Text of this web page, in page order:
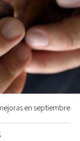
en septiembre